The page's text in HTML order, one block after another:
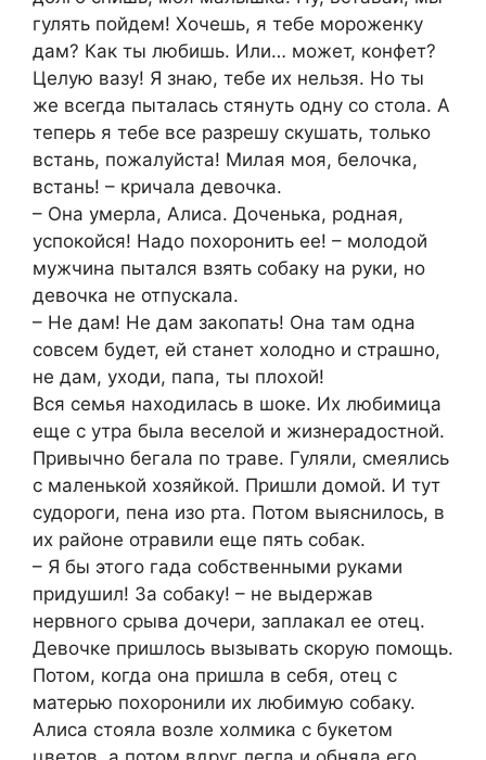
гулять пойдем! Хочешь, я тебе мороженку
дам? Как ты любишь. Или… может, конфет?
Целую вазу! Я знаю, тебе их нельзя. Но ты
же всегда пыталась стянуть одну со стола. А
теперь я тебе все разрешу скушать, только
встань, пожалуйста! Милая моя, белочка,
встань! – кричала девочка.
– Она умерла, Алиса. Доченька, родная,
успокойся! Надо похоронить ее! – молодой
мужчина пытался взять собаку на руки, но
девочка не отпускала.
– Не дам! Не дам закопать! Она там одна
совсем будет, ей станет холодно и страшно,
не дам, уходи, папа, ты плохой!
Вся семья находилась в шоке. Их любимица
еще с утра была веселой и жизнерадостной.
Привычно бегала по траве. Гуляли, смеялись
с маленькой хозяйкой. Пришли домой. И тут
судороги, пена изо рта. Потом выяснилось, в
их районе отравили еще пять собак.
– Я бы этого гада собственными руками
придушил! За собаку! – не выдержав
нервного срыва дочери, заплакал ее отец.
Девочке пришлось вызывать скорую помощь.
Потом, когда она пришла в себя, отец с
матерью похоронили их любимую собаку.
Алиса стояла возле холмика с букетом